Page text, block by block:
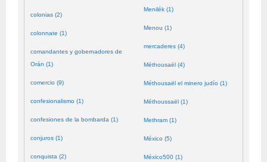
colonias (2)
colonnate (1)
comandantes y gobernadores de
Orán (1)
comercio (9)
confesionalismo (1)
confesiones de la bombarda (1)
conjuros (1)
conquista (2)
Menilék (1)
Menou (1)
mercaderes (4)
Méthousaël (4)
Méthousaël el minero judío (1)
Méthoussaël (1)
Methram (1)
México (5)
México500 (1)